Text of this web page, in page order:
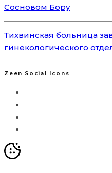
Сосновом Бору
Тихвинская больница
гинекологического
Zeen Social Icons